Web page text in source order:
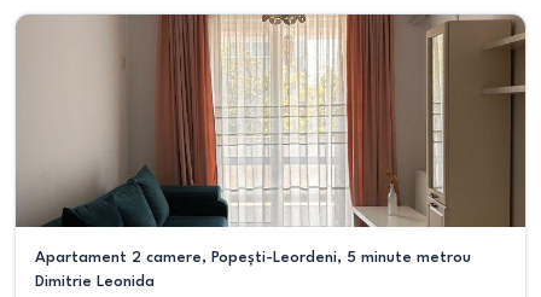
Apartament 2 camere, Popești-Leordeni, 5 minute metrou
Dimitrie Leonida